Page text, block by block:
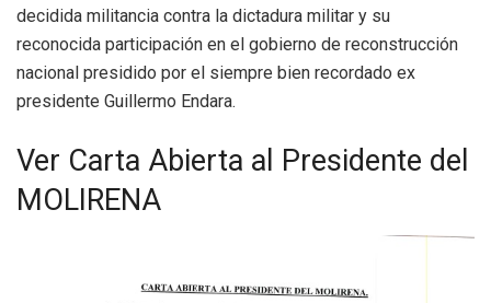
decidida militancia contra la dictadura militar y su
reconocida participación en el gobierno de reconstrucción
nacional presidido por el siempre bien recordado ex
presidente Guillermo Endara.
Ver Carta Abierta al Presidente del
MOLIRENA